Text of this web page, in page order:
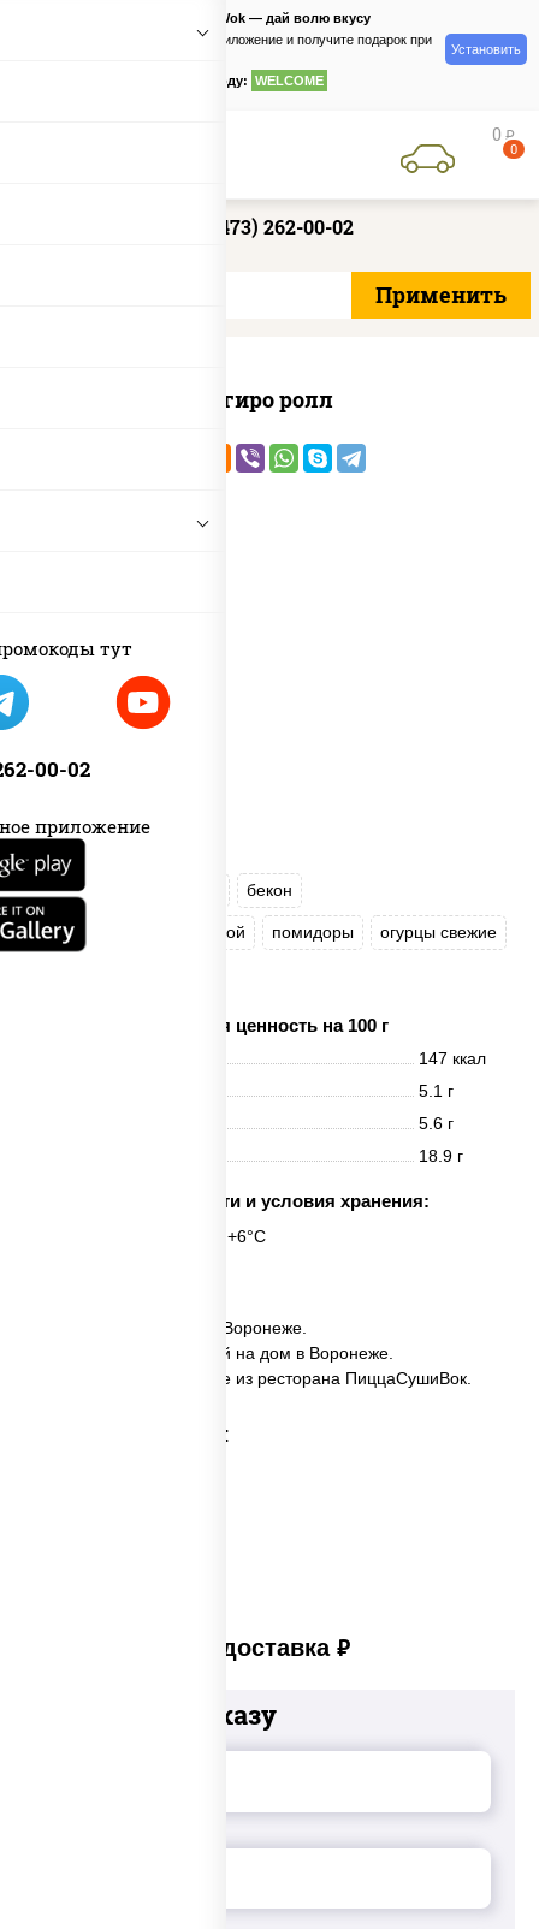
тут
00-02
приложение
PizzaSushiWok — дай волю вкусу
Скачайте приложение и получите подарок при
по промокоду: WELCOME
Установить
0 руб
0
+7 (473) 262-00-02
Агиро ролл
рис бекон
куриная грудка с паприкой помидоры огурцы свежие
Пищевая ценность на 100 г
147 ккал
5.1 г
5.6 г
18.9 г
Срок годности и условия хранения:
6 часов при t° от +2°C до +6°C
✅ Агиро ролл заказать в Воронеже.
✅ Агиро ролл с доставкой на дом в Воронеже.
✅ Агиро ролл в Воронеже из ресторана ПиццаСушиВок.
Категории товара:
Платная доставка руб
Добавьте к заказу